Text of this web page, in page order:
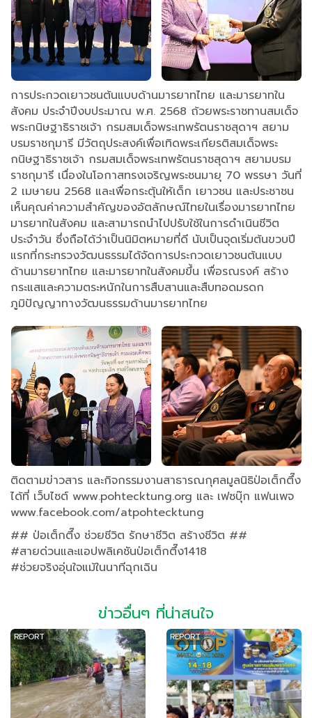
การประกวดเยาวชนต้นแบบด้านมารยาทไทย และมารยาทใน
สังคม ประจำปีงบประมาณ พ.ศ. 2568 ถ้วยพระราชทานสมเด็จ
พระกนิษฐาธิราชเจ้า กรมสมเด็จพระเทพรัตนราชสุดาฯ สยาม
บรมราชกุมารี มีวัตถุประสงค์เพื่อเทิดพระเกียรติสมเด็จพระ
กนิษฐาธิราชเจ้า กรมสมเด็จพระเทพรัตนราชสุดาฯ สยามบรม
ราชกุมารี เนื่องในโอกาสทรงเจริญพระชนมายุ 70 พรรษา วันที่
2 เมษายน 2568 และเพื่อกระตุ้นให้เด็ก เยาวชน และประชาชน
เห็นคุณค่าความสำคัญของอัตลักษณ์ไทยในเรื่องมารยาทไทย
มารยาทในสังคม และสามารถนำไปปรับใช้ในการดำเนินชีวิต
ประจำวัน ซึ่งถือได้ว่าเป็นนิมิตหมายที่ดี นับเป็นจุดเริ่มต้นขวบปี
แรกที่กระทรวงวัฒนธรรมได้จัดการประกวดเยาวชนต้นแบบ
ด้านมารยาทไทย และมารยาทในสังคมขึ้น เพื่อรณรงค์ สร้าง
กระแสและความตระหนักในการสืบสานและสืบทอดมรดก
ภูมิปัญญาทางวัฒนธรรมด้านมารยาทไทย
ติดตามข่าวสาร และกิจกรรมงานสาธารณกุศลมูลนิธิป่อเต็กตึ๊ง
ได้ที่ เว็บไซต์ www.pohtecktung.org และ เฟซบุ๊ก แฟนเพจ
www.facebook.com/atpohtecktung
## ป่อเต็กตึ๊ง ช่วยชีวิต รักษาชีวิต สร้างชีวิต ##
#สายด่วนและแอปพลิเคชันป่อเต็กตึ๊ง1418
#ช่วยจริงอุ่นใจแม้ในนาทีฉุกเฉิน
ข่าวอื่นๆ ที่น่าสนใจ
REPORT REPORT